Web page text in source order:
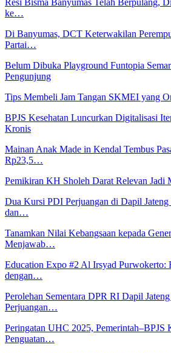
ke…
Di Banyumas, DCT Keterwakilan
Partai…
Belum Dibuka Playground Funtopia
Pengunjung
Tips Membeli Jam Tangan SKMEI yang
BPJS Kesehatan Luncurkan Digitalisasi
Kronis
Mainan Anak Made in Kendal Tembus
Rp23,5…
Pemikiran KH Sholeh Darat Relevan
Dua Kursi PDI Perjuangan di Dapil
dan…
Tanamkan Nilai Kebangsaan kepada
Menjawab…
Education Expo #2 Al Irsyad Purwokerto:
dengan…
Perolehan Sementara DPR RI Dapil
Perjuangan…
Peringatan UHC 2025, Pemerintah–BPJS
Penguatan…